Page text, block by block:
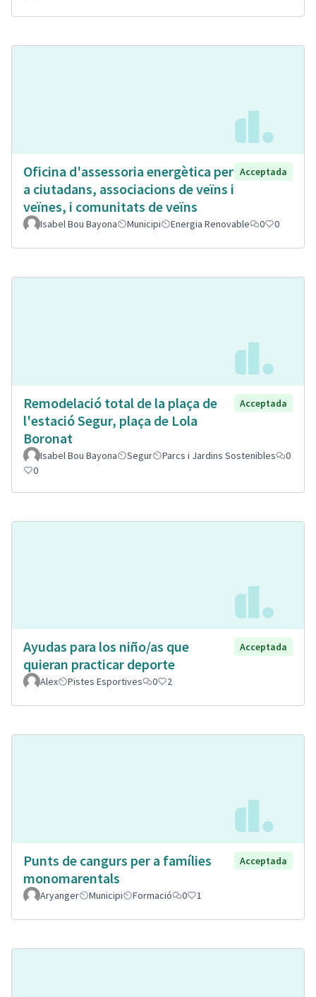
Oficina d'assessoria energètica per
a ciutadans, associacions de veïns i
veïnes, i comunitats de veïns
Acceptada
Isabel Bou Bayona Municipi Energia Renovable 0 0
Remodelació total de la plaça de
l'estació Segur, plaça de Lola
Boronat
Acceptada
Isabel Bou Bayona Segur Parcs i Jardins Sostenibles
0
0
Ayudas para los niño/as que
quieran practicar deporte
Acceptada
Alex Pistes Esportives 0 2
Punts de cangurs per a famílies
monomarentals
Acceptada
Aryanger Municipi Formació 0 1